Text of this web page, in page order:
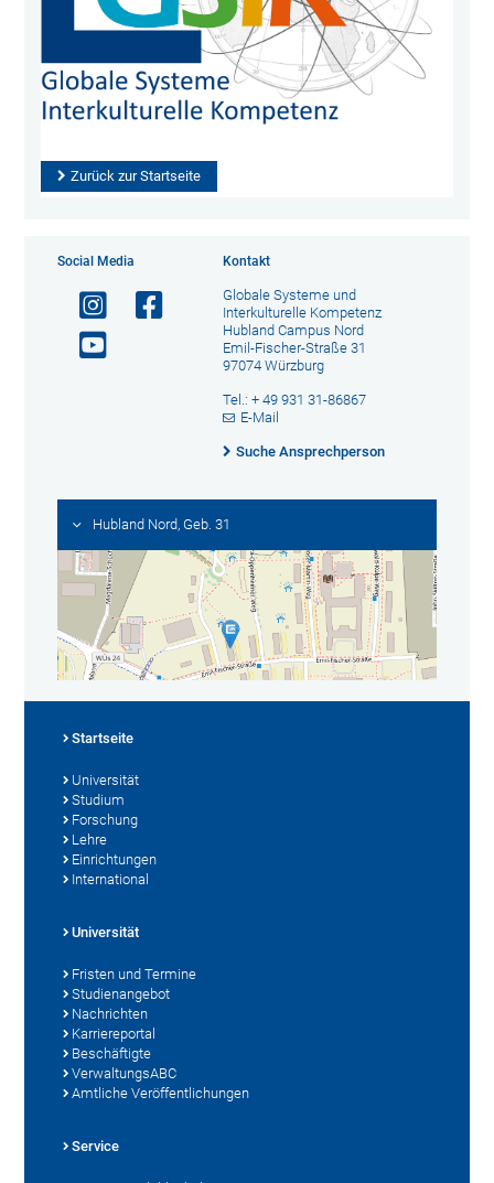
Zurück zur Startseite
Social Media Kontakt
Globale Systeme und
Interkulturelle Kompetenz
Hubland Campus Nord
Emil-Fischer-Straße 31
97074 Würzburg
Tel.: + 49 931 31-86867
E-Mail
Suche Ansprechperson
Hubland Nord, Geb. 31
Startseite
Universität
Studium
Forschung
Lehre
Einrichtungen
International
Universität
Fristen und Termine
Studienangebot
Nachrichten
Karriereportal
Beschäftigte
VerwaltungsABC
Amtliche Veröffentlichungen
Service